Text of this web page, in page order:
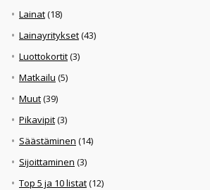
Lainat(18)
Lainayritykset(43)
Luottokortit(3)
Matkailu (5)
Muut(39)
Pikavipit(3)
Säästäminen (14)
Sijoittaminen (3)
Top 5 ja 10 listat(12)